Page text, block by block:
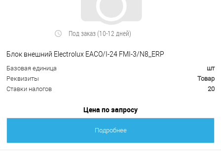
Под заказ (10-12 дней)
Блок внешний Electrolux EACO/I-24 FMI-3/N8_ERP
Базовая единица
шт
Реквизиты
Товар
Ставки налогов
20
Цена по запросу
Подробнее